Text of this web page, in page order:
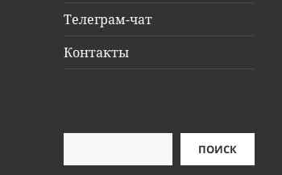
Телеграм-чат
Контакты
ПОИСК